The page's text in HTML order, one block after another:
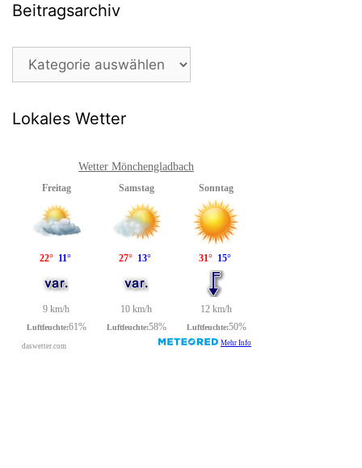
Beitragsarchiv
Beitragsarchiv
Lokales Wetter
Wetter Mönchengladbach